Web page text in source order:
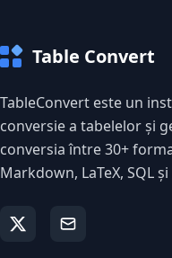
Table Convert
TableConvert este un
conversie a tabelelor și
conversia între 30+
Markdown, LaTeX, SQL